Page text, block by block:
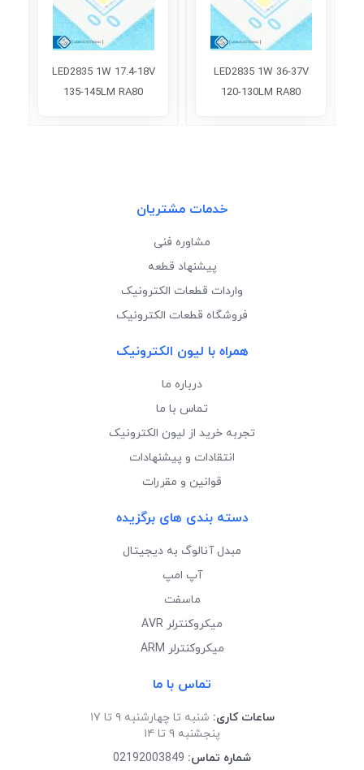
LED2835 1W 36-37V
120-130LM RA80
LED2835 1W 17.4-18V
135-145LM RA80
خدمات مشتریان
مشاوره فنی
پیشنهاد قطعه
واردات قطعات الکترونیک
فروشگاه قطعات الکترونیک
همراه با لیون الکترونیک
درباره ما
تماس با ما
تجربه خرید از لیون الکترونیک
انتقادات و پیشنهادات
قوانین و مقررات
دسته بندی های برگزیده
مبدل آنالوگ به دیجیتال
آپ امپ
ماسفت
میکروکنترلر AVR
میکروکنترلر ARM
تماس با ما
ساعات کاری: شنبه تا چهارشنبه ۹ تا ۱۷
پنجشنبه ۹ تا ۱۴
شماره تماس: 02192003849